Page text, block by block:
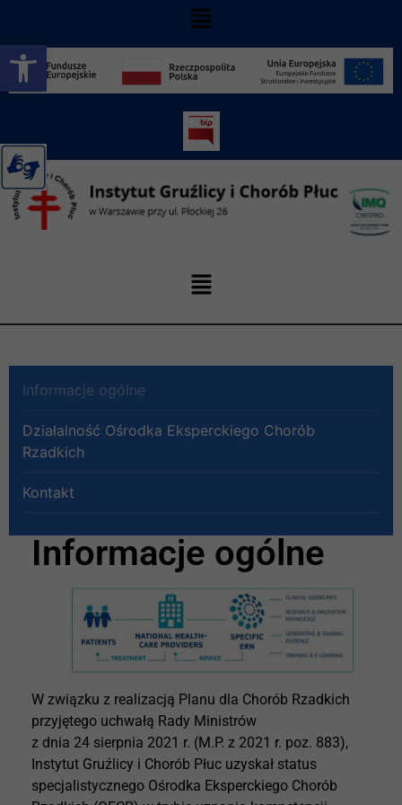
Otwórz pasek narzędzi
Informacje ogólne
Działalność Ośrodka Eksperckiego Chorób
Rzadkich
Kontakt
Informacje ogólne
W związku z realizacją Planu dla Chorób Rzadkich
przyjętego uchwałą Rady Ministrów
z dnia 24 sierpnia 2021 r. (M.P. z 2021 r. poz. 883),
Instytut Gruźlicy i Chorób Płuc uzyskał status
specjalistycznego Ośrodka Eksperckiego Chorób